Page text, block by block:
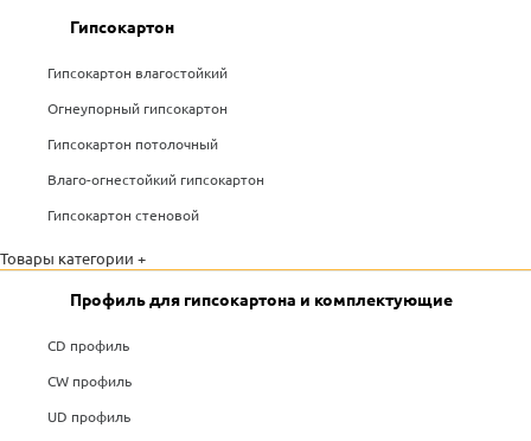
Гипсокартон
Гипсокартон влагостойкий
Огнеупорный гипсокартон
Гипсокартон потолочный
Влаго-огнестойкий гипсокартон
Гипсокартон стеновой
Товары категории +
Профиль для гипсокартона и комплектующие
CD профиль
CW профиль
UD профиль